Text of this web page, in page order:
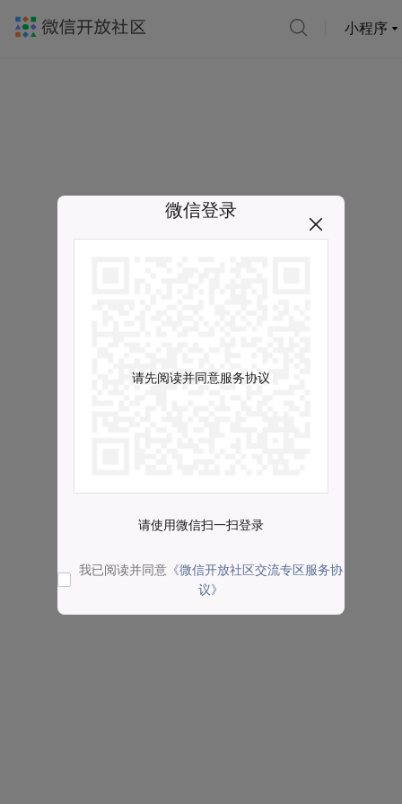
小程序
微信登录
请先阅读并同意服务协议
请使用微信扫一扫登录
我已阅读并同意 《微信开放社区交流专区服务协
议》